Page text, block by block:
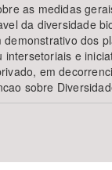
as medidas
da diversidade
demonstrativo dos
intersetoriais e
em
sobre